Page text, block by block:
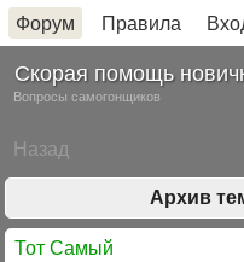
Форум Правила
Скорая помощь
Вопросы самогонщиков
Назад
Архив
Тот Самый